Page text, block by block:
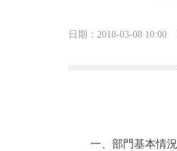
日期：2018-03-08 10:00
一、部門基本情況